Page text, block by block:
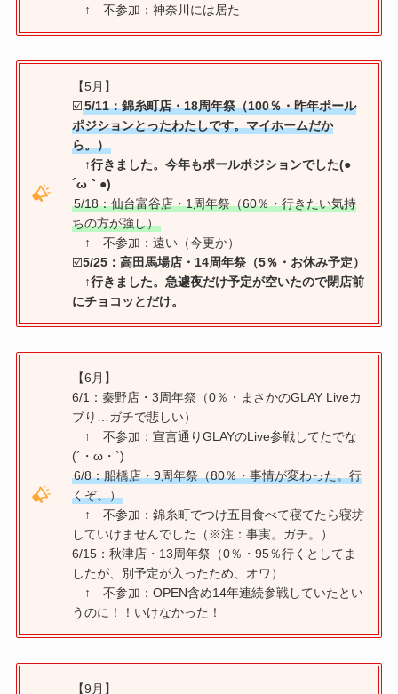
↑ 不参加：神奈川には居た
【5月】
☑️5/11：錦糸町店・18周年祭（100％・昨年ポール
ポジションとったわたしです。マイホームだか
ら。）
↑行きました。今年もポールポジションでした(●
´ω｀●)
5/18：仙台富谷店・1周年祭（60％・行きたい気持
ちの方が強し）
↑ 不参加：遠い（今更か）
☑️5/25：高田馬場店・14周年祭（5％・お休み予定）
↑行きました。急遽夜だけ予定が空いたので閉店前
にチョコッとだけ。
【6月】
6/1：秦野店・3周年祭（0％・まさかのGLAY Liveカ
ブり…ガチで悲しい）
↑ 不参加：宣言通りGLAYのLive参戦してたでな
(´・ω・`)
6/8：船橋店・9周年祭（80％・事情が変わった。行
くぞ。）
↑ 不参加：錦糸町でつけ五目食べて寝てたら寝坊
していけませんでした（※注：事実。ガチ。）
6/15：秋津店・13周年祭（0％・95％行くとしてま
したが、別予定が入ったため、オワ）
↑ 不参加：OPEN含め14年連続参戦していたとい
うのに！！いけなかった！
【9月】